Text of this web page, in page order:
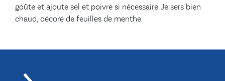
goûte et ajoute sel et poivre si nécessaire. Je sers bien
chaud, décoré de feuilles de menthe.